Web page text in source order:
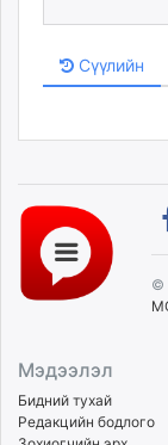
Сүүлийн
©
Мэдээлэл
Бидний тухай
Редакцийн бодлого